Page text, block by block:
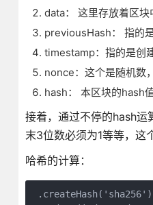
data： 这里存放着区
previousHash： 指的
timestamp：指的是创
nonce：这个是随机数
hash： 本区块的hash
接着，通过不停的hash运
末3位数必须为1等等，这
哈希的计算：
.createHash('sha256')